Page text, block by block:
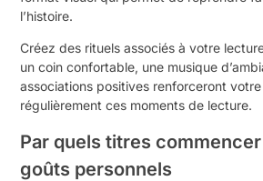
l’histoire.
Créez des rituels associés à votre
un coin confortable, une musique
associations positives renforceront
régulièrement ces moments de lecture.
Par quels titres
goûts personnels